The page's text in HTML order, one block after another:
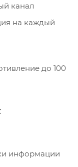
канал
на каждый
до 100
информации